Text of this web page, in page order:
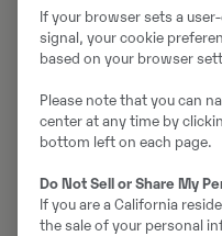
Med mySwecon får du
maskiners position,
If your browser sets a
signal, your cookie
based on your browser
Please note that you can
center at any time by
bottom left on each page.
Do Not Sell or Share My
If you are a California
the sale of your personal